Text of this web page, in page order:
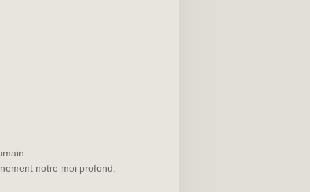
notre moi profond.